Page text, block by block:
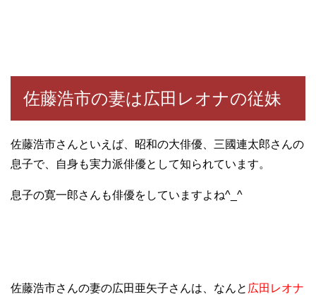
佐藤浩市の妻は広田レオナの従妹
佐藤浩市さんといえば、昭和の大俳優、三國連太郎さんの
息子で、自身も実力派俳優として知られています。
息子の寛一郎さんも俳優をしていますよね^_^
佐藤浩市さんの妻の広田亜矢子さんは、なんと 広田レオナ